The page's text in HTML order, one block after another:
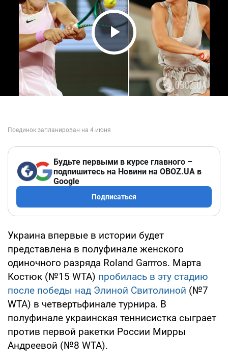
Play Video
Будьте первыми в курсе главного –
подпишитесь на Новини на OBOZ.UA в
Google
Подписаться
Украина впервые в истории будет
представлена в полуфинале женского
одиночного разряда Roland Garrros. Марта
Костюк (№15 WTA) пробилась в эту стадию
после победы над Элиной Свитолиной (№7
WTA) в четвертьфинале турнира. В
полуфинале украинская теннисистка сыграет
против первой ракетки России Мирры
Андреевой (№8 WTA).